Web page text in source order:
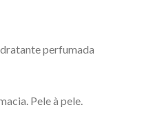
perfumada
Pele à pele.